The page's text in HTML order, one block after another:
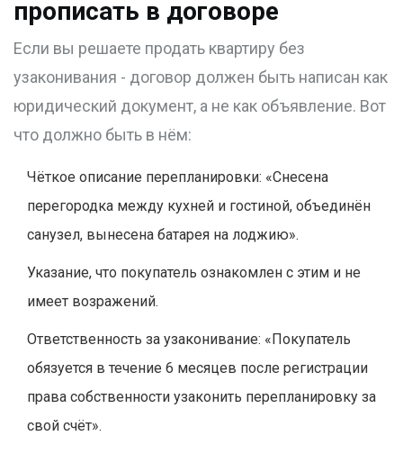
прописать в договоре
Если вы решаете продать квартиру без
узаконивания - договор должен быть написан как
юридический документ, а не как объявление. Вот
что должно быть в нём:
Чёткое описание перепланировки: «Снесена
перегородка между кухней и гостиной, объединён
санузел, вынесена батарея на лоджию».
Указание, что покупатель ознакомлен с этим и не
имеет возражений.
Ответственность за узаконивание: «Покупатель
обязуется в течение 6 месяцев после регистрации
права собственности узаконить перепланировку за
свой счёт».